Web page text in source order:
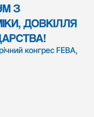
З
ДОВКІЛЛЯ
конгрес FEBA,